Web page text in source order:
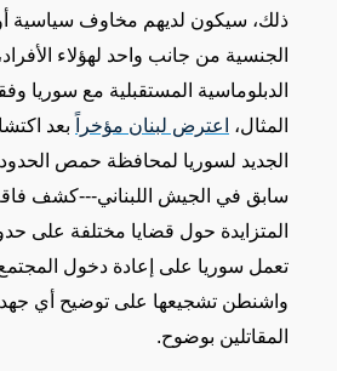
ذلك، سيكون لديهم مخاوف سياسية
الجنسية من جانب واحد لهؤلاء
الدبلوماسية المستقبلية مع سوريا
المثال،
اعترض لبنان مؤخراً
بعد
الجديد لسوريا لمحافظة حمص
سابق في الجيش اللبناني---كشف فاقم
المتزايدة حول قضايا مختلفة على
تعمل سوريا على إعادة دخول
واشنطن تشجيعها على توضيح أي جهد
المقاتلين بوضوح.